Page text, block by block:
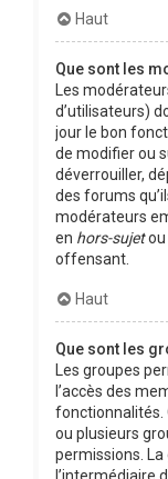
Haut
Que sont les
Les
d’utilisateurs)
jour le bon
de modifier ou
déverrouiller,
des forums
modérateurs
en hors-sujetou
offensant.
Haut
Que sont les
Les groupes
l’accès des
fonctionnalités.
ou plusieurs
permissions.